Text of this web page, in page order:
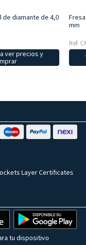
diamante de 4,0
ver precios y
mm
Ref:
Layer Certificates
tu dispositivo